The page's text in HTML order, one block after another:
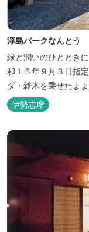
浮島パークなんとう
緑と潤いのひとときにようこそ
和１５年９月３日指定 この辺りはもと海で地変の為山の突端がシ
ダ・雑木を乗せたま
浮き沈みするように
散策路が設けられ、
もあり自然と親しむ
用頂け...
伊勢志摩